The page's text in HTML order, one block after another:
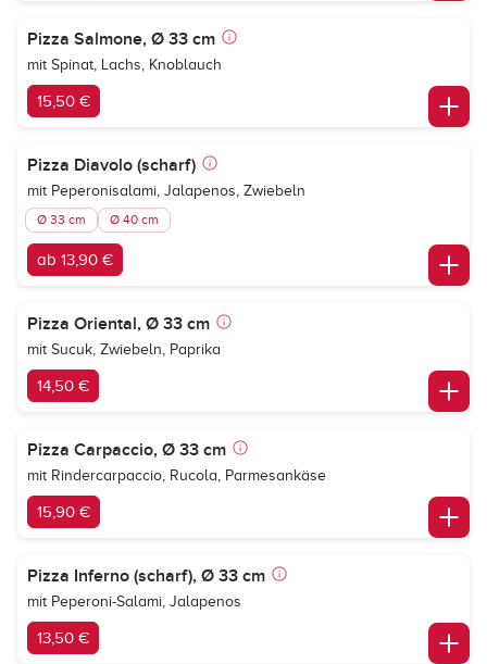
Pizza Salmone, Ø 33 cm
mit Spinat, Lachs, Knoblauch
15,50 €
Pizza Diavolo (scharf)
mit Peperonisalami, Jalapenos, Zwiebeln
Ø 33 cm Ø 40 cm
ab 13,90 €
Pizza Oriental, Ø 33 cm
mit Sucuk, Zwiebeln, Paprika
14,50 €
Pizza Carpaccio, Ø 33 cm
mit Rindercarpaccio, Rucola, Parmesankäse
15,90 €
Pizza Inferno (scharf), Ø 33 cm
mit Peperoni-Salami, Jalapenos
13,50 €